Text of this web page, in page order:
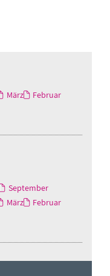
März
Februar
September
März
Februar